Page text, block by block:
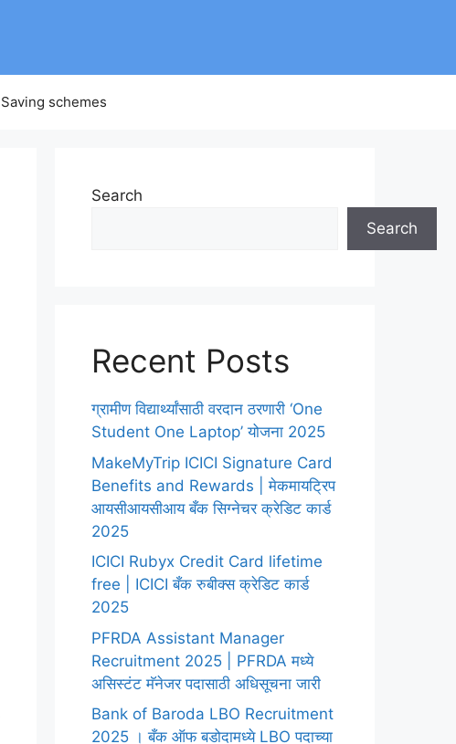
Saving schemes
Search
Search
Recent Posts
ग्रामीण विद्यार्थ्यांसाठी वरदान ठरणारी ‘One
Student One Laptop’ योजना 2025
MakeMyTrip ICICI Signature Card
Benefits and Rewards | मेकमायट्रिप
आयसीआयसीआय बँक सिग्नेचर क्रेडिट कार्ड
2025
ICICI Rubyx Credit Card lifetime
free | ICICI बँक रुबीक्स क्रेडिट कार्ड
2025
PFRDA Assistant Manager
Recruitment 2025 | PFRDA मध्ये
असिस्टंट मॅनेजर पदासाठी अधिसूचना जारी
Bank of Baroda LBO Recruitment
2025 । बँक ऑफ बडोदामध्ये LBO पदाच्या